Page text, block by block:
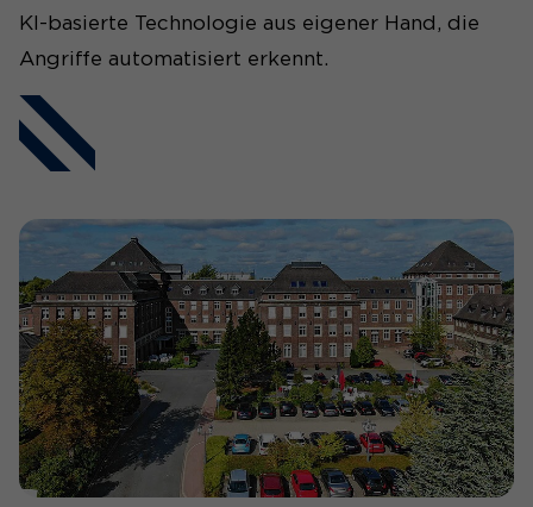
KI-basierte Technologie aus eigener Hand, die
Angriffe automatisiert erkennt.